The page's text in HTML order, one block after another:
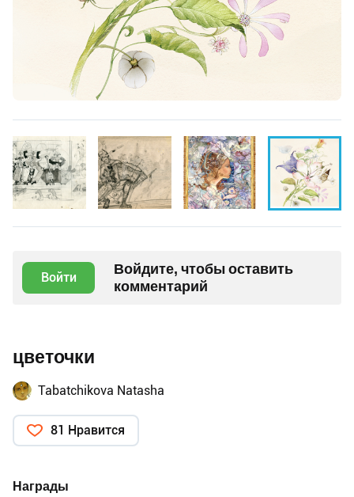
Войти
Войдите, чтобы оставить
комментарий
цветочки
Tabatchikova Natasha
81 Нравится
Награды